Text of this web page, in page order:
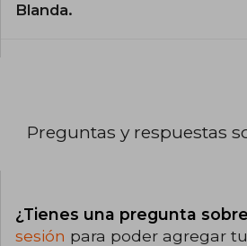
Blanda.
Preguntas y respuestas
¿Tienes una pregunta
sesión para poder agregar